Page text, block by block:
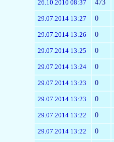
26.10.2010 08:37 473
29.07.2014 13:27 0
29.07.2014 13:26 0
29.07.2014 13:25 0
29.07.2014 13:24 0
29.07.2014 13:23 0
29.07.2014 13:23 0
29.07.2014 13:22 0
29.07.2014 13:22 0